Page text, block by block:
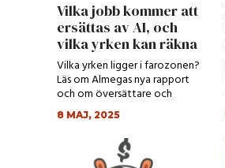
Vilka jobb kommer att
ersättas av AI, och
vilka yrken kan räkna
m...
Vilka yrken ligger i farozonen?
Läs om Almegas nya rapport
och om översättare och
tolkars spådda yrk...
8 MAJ, 2025